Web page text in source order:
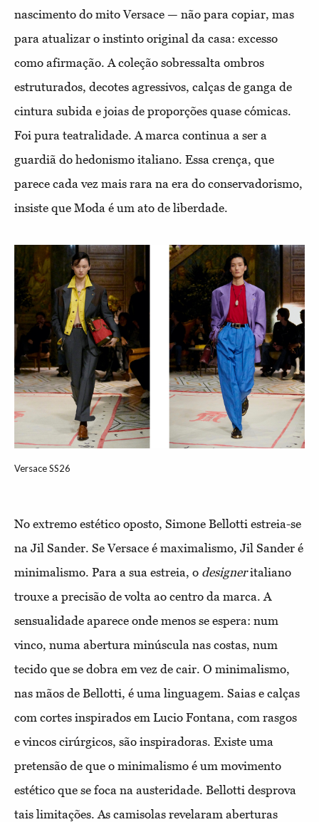
nascimento do mito Versace — não para copiar, mas
para atualizar o instinto original da casa: excesso
como afirmação. A coleção sobressalta ombros
estruturados, decotes agressivos, calças de ganga de
cintura subida e joias de proporções quase cómicas.
Foi pura teatralidade. A marca continua a ser a
guardiã do hedonismo italiano. Essa crença, que
parece cada vez mais rara na era do conservadorismo,
insiste que Moda é um ato de liberdade.
Versace SS26
No extremo estético oposto, Simone Bellotti estreia-se
na Jil Sander. Se Versace é maximalismo, Jil Sander é
minimalismo. Para a sua estreia, o designeritaliano
trouxe a precisão de volta ao centro da marca. A
sensualidade aparece onde menos se espera: num
vinco, numa abertura minúscula nas costas, num
tecido que se dobra em vez de cair. O minimalismo,
nas mãos de Bellotti, é uma linguagem. Saias e calças
com cortes inspirados em Lucio Fontana, com rasgos
e vincos cirúrgicos, são inspiradoras. Existe uma
pretensão de que o minimalismo é um movimento
estético que se foca na austeridade. Bellotti desprova
tais limitações. As camisolas revelaram aberturas